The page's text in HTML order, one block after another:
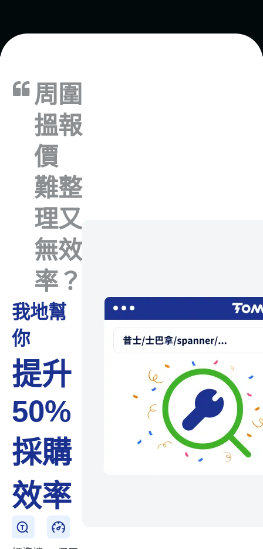
周圍
搵報
價
難整
理又
無效
率？
我地幫
你
提升
50%
採購
效率